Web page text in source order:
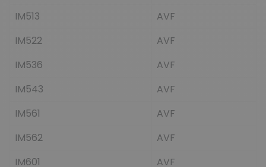
IM513
AVF
IM522
AVF
IM536
AVF
IM543
AVF
IM561
AVF
IM562
AVF
IM601
AVF